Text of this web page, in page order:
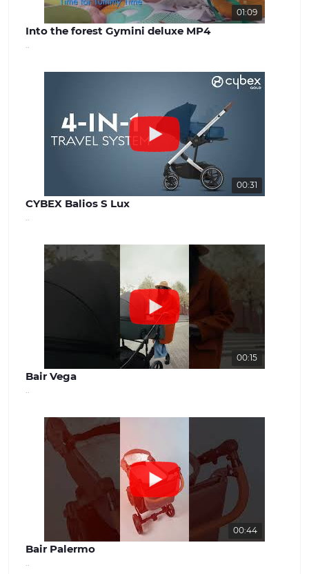
01:09
Into the forest Gymini deluxe MP4
00:31
CYBEX Balios S Lux
00:15
Bair Vega
00:44
Bair Palermo